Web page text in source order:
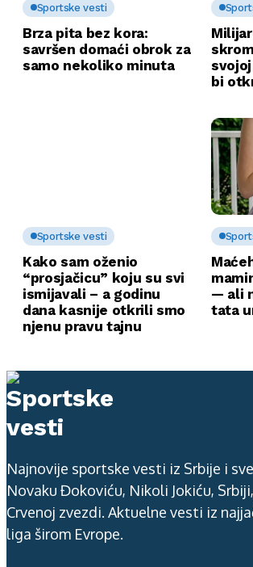
Sportske vesti
Brza pita bez kora:
savršen domaći obrok za
samo nekoliko minuta
bi
Sportske vesti
Kako sam oženio
“prosjačicu” koju su svi
ismijavali – a godinu
dana kasnije otkrili smo
njenu pravu tajnu
— ali
tata
Najnovije sportske vesti iz Srbije i
Novaku Đokoviću, Nikoli Jokiću,
Crvenoj zvezdi. Aktuelne vesti iz
liga širom Evrope.